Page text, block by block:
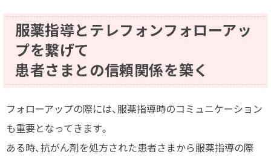
服薬指導とテレフォンフォローアッ
プを繋げて
患者さまとの信頼関係を築く
フォローアップの際には、服薬指導時のコミュニケーション
も重要となってきます。
ある時、抗がん剤を処方された患者さまから服薬指導の際